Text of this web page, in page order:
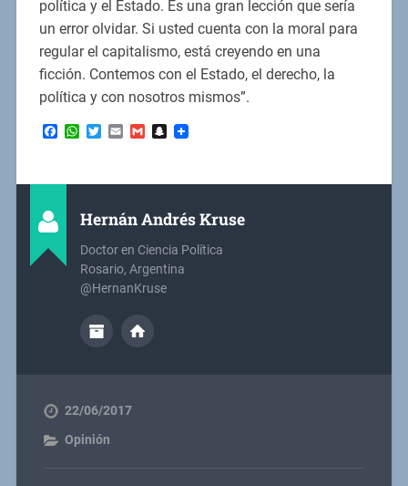
política y el Estado. Es una gran lección que sería
un error olvidar. Si usted cuenta con la moral para
regular el capitalismo, está creyendo en una
ficción. Contemos con el Estado, el derecho, la
política y con nosotros mismos”.
Facebook
WhatsApp
Twitter
EmailGmailSnapchat
Hernán Andrés Kruse
Doctor en Ciencia Política
Rosario, Argentina
@HernanKruse
22/06/2017
Opinión